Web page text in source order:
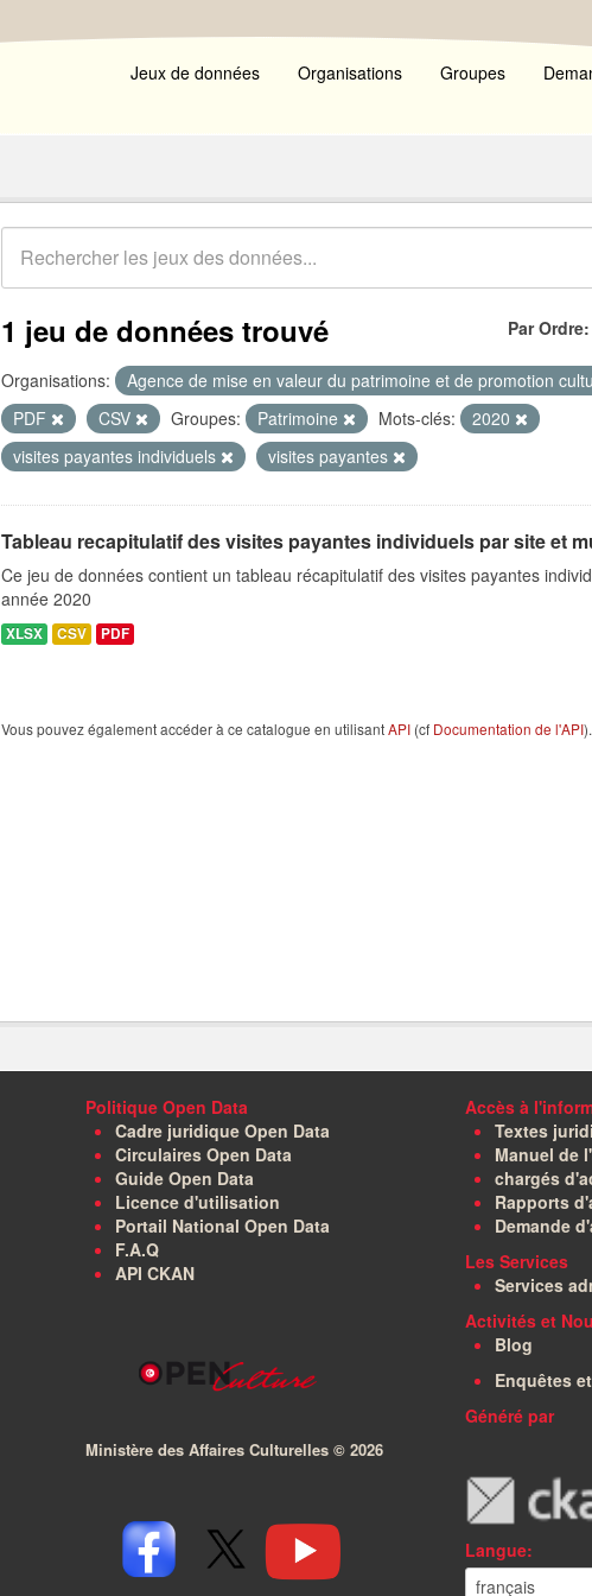
Jeux de données Organisations Groupes
Par Ordre
1 jeu de données trouvé
Organisations: Agence de mise en valeur du patrimoine et de promotion
PDF
CSV Groupes: Patrimoine Mots-clés:
2020
visites payantes individuels
visites payantes
Tableau recapitulatif des visites payantes individuels par site et
Ce jeu de données contient un tableau récapitulatif des visites payantes
année 2020
XLSX CSV PDF
Vous pouvez également accéder à ce catalogue en utilisantAPI (cf Documentation de l'API).
Politique Open Data
Cadre juridique Open Data
Circulaires Open Data
Guide Open Data
Licence d'utilisation
Portail National Open Data
F.A.Q
API CKAN
Ministère des Affaires Culturelles © 2026
Accès à
Textes
Manuel de
chargés
Rapports
Demande
Les Services
Services
Activités et
Blog
Enquêtes
Généré par
Langue